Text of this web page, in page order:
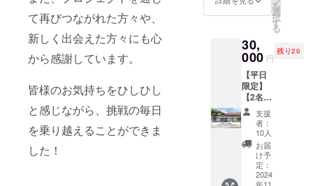
て再びつながれた方々や、
新しく出会えた方々にも心
から感謝しています。
皆様のお気持ちをひしひし
と感じながら、挑戦の毎日
を乗り越えることができま
した！
さは昔のま
宮島から北
部に１時
このプロ
ジェクトを
きっかけに
北広島町の
魅了を少し
で、ご
用意で
きる数
量は少
ないで
すがリ
ターン
とさせ
て頂き
ます。
【内
容】 ①
リアン
のリ
ターン
プラン
です。
【限定5
セッ
ト】 通
常は月
に1度の
通販
で、あ
りがた
いこと
方の方
でも北
を味わ
える
ベーグ
ルセッ
トで
す。地
域の素
材をふ
んだん
に使っ
た天然
酵母
ベーグ
を
選
択
す
る
30,
000 円
残り20
【平日
限定】
【2名様
限定】
ゆっく
りと田
舎を楽
しめる
条件付
きの超
支援
者：
10人
お届
け予
定：
2024
年11